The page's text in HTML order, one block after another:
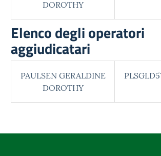
DOROTHY
Elenco degli operatori
aggiudicatari
PAULSEN GERALDINE
DOROTHY